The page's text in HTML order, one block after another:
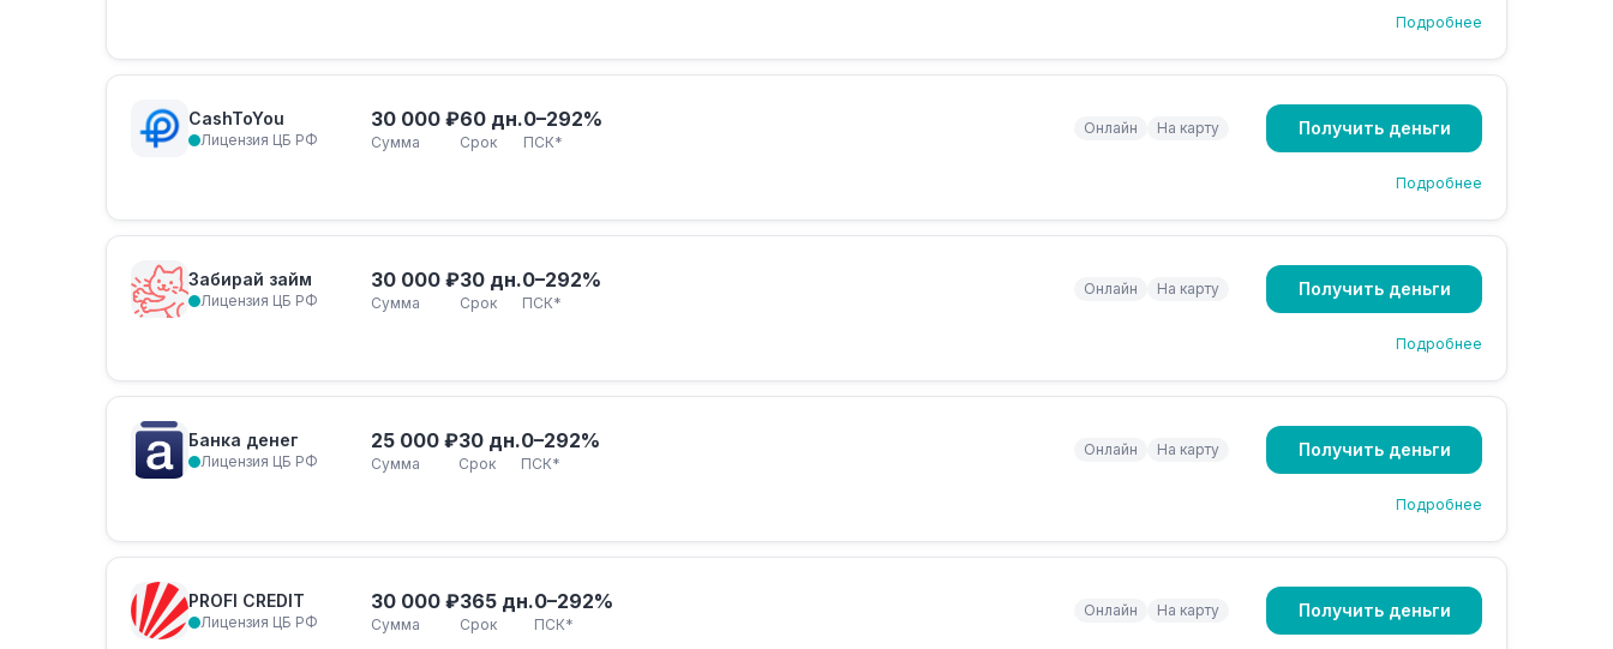
Подробнее
CashToYou
Лицензия ЦБ РФ
30 000 ₽
Сумма
60 дн.
Срок
0–292%
ПСК*
Онлайн На карту Получить деньги
Подробнее
Забирай займ
Лицензия ЦБ РФ
30 000 ₽
Сумма
30 дн.
Срок
0–292%
ПСК*
Онлайн На карту Получить деньги
Подробнее
Банка денег
Лицензия ЦБ РФ
25 000 ₽
Сумма
30 дн.
Срок
0–292%
ПСК*
Онлайн На карту Получить деньги
Подробнее
PROFI CREDIT
Лицензия ЦБ РФ
30 000 ₽
Сумма
365 дн.
Срок
0–292%
ПСК*
Онлайн На карту Получить деньги